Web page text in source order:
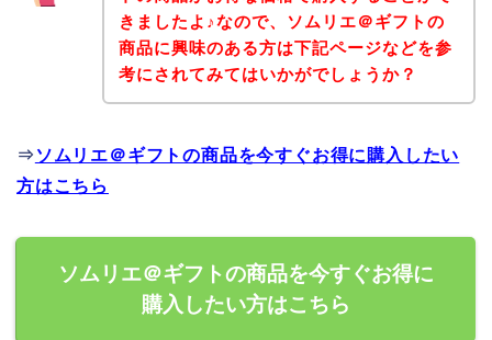
きましたよ♪なので、ソムリエ＠ギフトの
商品に興味のある方は下記ページなどを参
考にされてみてはいかがでしょうか？
⇒ ソムリエ＠ギフトの商品を今すぐお得に購入したい
方はこちら
ソムリエ＠ギフトの商品を今すぐお得に
購入したい方はこちら